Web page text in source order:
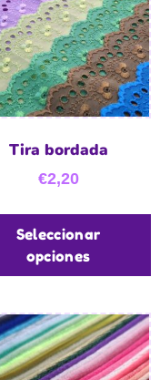
Tira bordada
€2,20
Seleccionar
opciones